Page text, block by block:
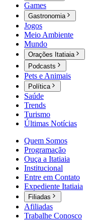
Games
Gastronomia
Jogos
Meio Ambiente
Mundo
Orações Itatiaia
Podcasts
Pets e Animais
Política
Saúde
Trends
Turismo
Últimas Notícias
Quem Somos
Programação
Ouça a Itatiaia
Institucional
Entre em Contato
Expediente Itatiaia
Filiadas
Afiliadas
Trabalhe Conosco